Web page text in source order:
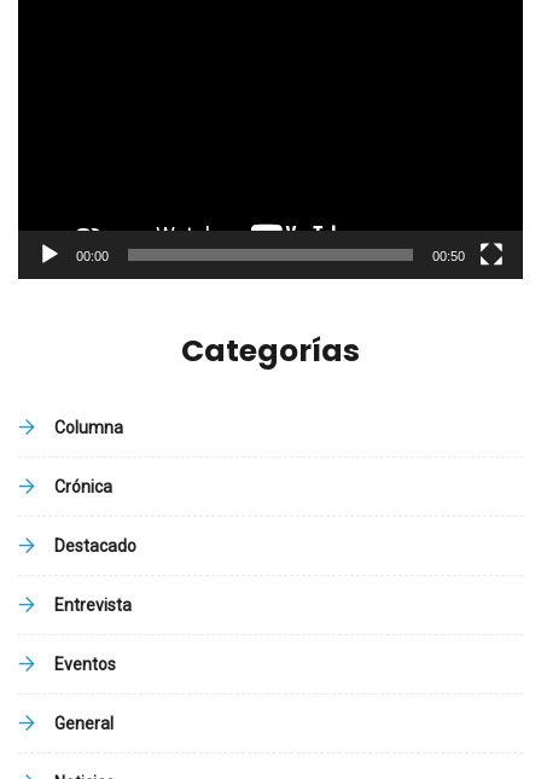
00:00 00:50
Categorías
Columna
Crónica
Destacado
Entrevista
Eventos
General